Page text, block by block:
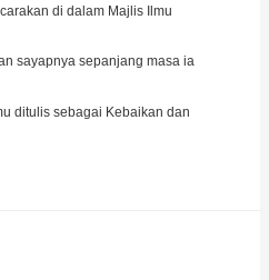
di dalam Majlis Ilmu
sayapnya sepanjang masa ia
ditulis sebagai Kebaikan dan